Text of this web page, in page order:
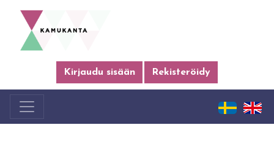
Kirjaudu sisään Rekisteröidy